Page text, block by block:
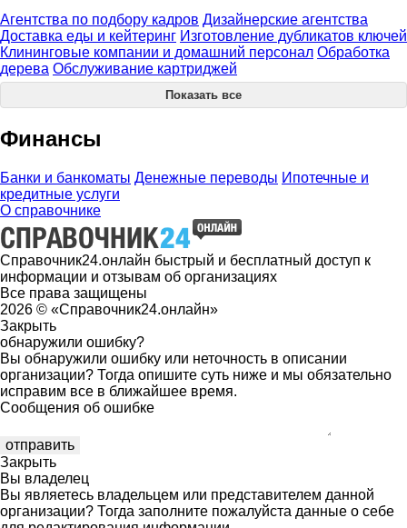
Агентства по подбору кадров Дизайнерские агентства
Доставка еды и кейтеринг Изготовление дубликатов ключей
Клининговые компании и домашний персонал Обработка
дерева Обслуживание картриджей
Показать все
Финансы
Банки и банкоматы Денежные переводы Ипотечные и
кредитные услуги
О справочнике
Справочник24.онлайн быстрый и бесплатный доступ к
информации и отзывам об организациях
Все права защищены
2026 © «Справочник24.онлайн»
Закрыть
обнаружили ошибку?
Вы обнаружили ошибку или неточность в описании
организации? Тогда опишите суть ниже и мы обязательно
исправим все в ближайшее время.
Сообщения об ошибке
Закрыть
Вы владелец
Вы являетесь владельцем или представителем данной
организации? Тогда заполните пожалуйста данные о себе